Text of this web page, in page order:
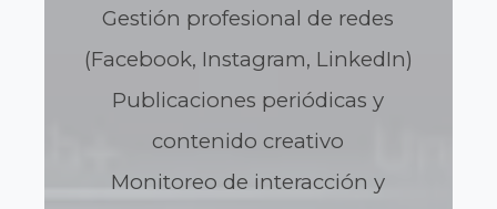
Gestión profesional de redes
(Facebook, Instagram, LinkedIn)
Publicaciones periódicas y
contenido creativo
Monitoreo de interacción y